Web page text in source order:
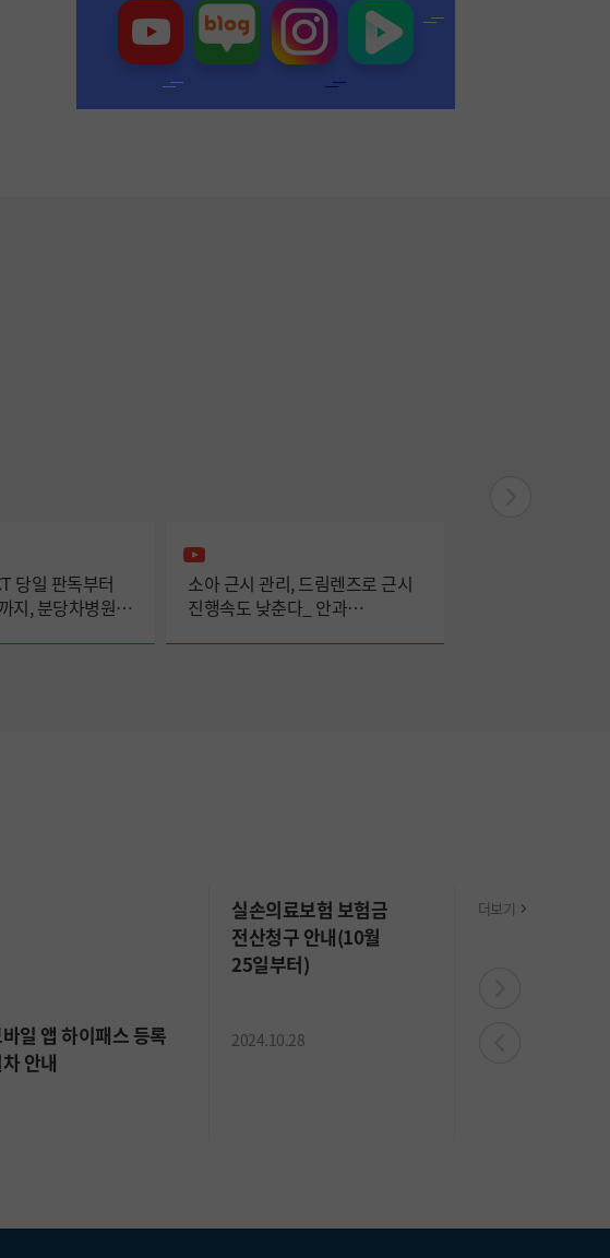
당일 판독부터
지, 분당차병원
소아 근시 관리, 드림렌즈로 근시
진행속도 낮춘다_ 안과
일 앱 하이패스 등록
안내
실손의료보험 보험금
전산청구 안내(10월
25일부터)
2024.10.28
더보기